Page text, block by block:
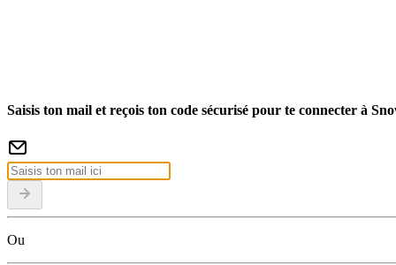
Saisis ton mail et reçois ton code sécurisé pour te connecter à
Ou